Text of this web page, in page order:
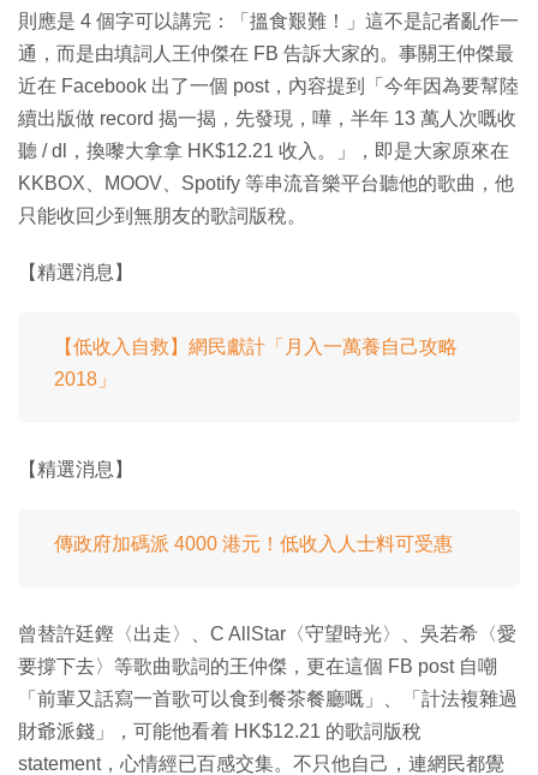
則應是 4 個字可以講完：「搵食艱難！」這不是記者亂作一
通，而是由填詞人王仲傑在 FB 告訴大家的。事關王仲傑最
近在 Facebook 出了一個 post，內容提到「今年因為要幫陸
續出版做 record 揭一揭，先發現，嘩，半年 13 萬人次嘅收
聽 / dl，換嚟大拿拿 HK$12.21 收入。」，即是大家原來在
KKBOX、MOOV、Spotify 等串流音樂平台聽他的歌曲，他
只能收回少到無朋友的歌詞版稅。
【精選消息】
【低收入自救】網民獻計「月入一萬養自己攻略
2018」
【精選消息】
傳政府加碼派 4000 港元！低收入人士料可受惠
曾替許廷鏗〈出走〉、C AllStar〈守望時光〉、吳若希〈愛
要撐下去〉等歌曲歌詞的王仲傑，更在這個 FB post 自嘲
「前輩又話寫一首歌可以食到餐茶餐廳嘅」、「計法複雜過
財爺派錢」，可能他看着 HK$12.21 的歌詞版稅
statement，心情經已百感交集。不只他自己，連網民都覺